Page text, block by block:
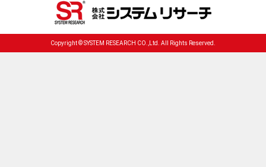
Copyright © SYSTEM RESEARCH CO.,Ltd. All Rights Reserved.